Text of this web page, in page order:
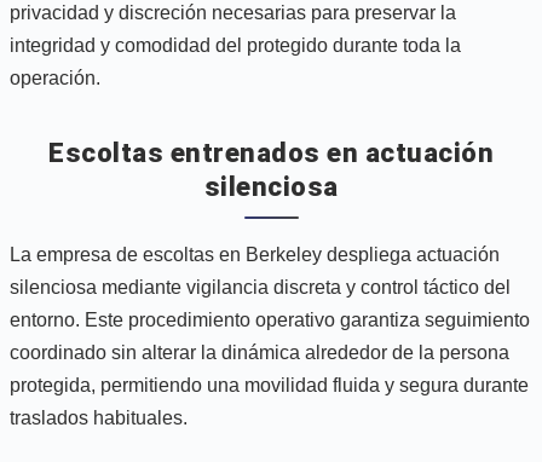
privacidad y discreción necesarias para preservar la
integridad y comodidad del protegido durante toda la
operación.
Escoltas entrenados en actuación
silenciosa
La empresa de escoltas en Berkeley despliega actuación
silenciosa mediante vigilancia discreta y control táctico del
entorno. Este procedimiento operativo garantiza seguimiento
coordinado sin alterar la dinámica alrededor de la persona
protegida, permitiendo una movilidad fluida y segura durante
traslados habituales.